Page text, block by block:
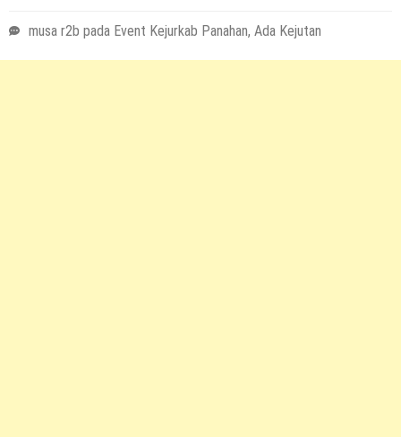
musa r2b pada Event Kejurkab Panahan, Ada Kejutan